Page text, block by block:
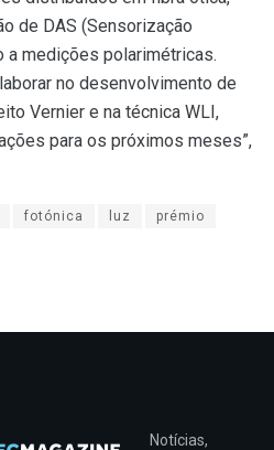
de DAS (Sensorização
a medições polarimétricas.
no desenvolvimento de
Vernier e na técnica WLI,
para os próximos meses”,
fotónica luz prémio
Notícias,